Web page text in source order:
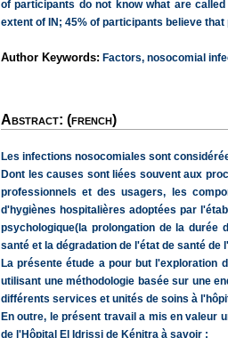
of participants do not know what are
extent of IN; 45% of participants believe
Author Keywords: Factors, nosocomial
Abstract: (french)
Les infections nosocomiales sont
Dont les causes sont liées souvent aux
professionnels et des usagers, les
d'hygiènes hospitalières adoptées par
psychologique(la prolongation de la
santé et la dégradation de l'état de santé
La présente étude a pour but l'exploration
utilisant une méthodologie basée sur une
différents services et unités de soins à
En outre, le présent travail a mis en valeur
de l'Hôpital El Idrissi de Kénitra à savoir :